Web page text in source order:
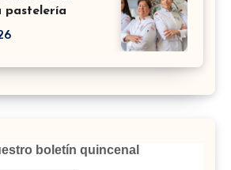
pastelería
boletín quincenal